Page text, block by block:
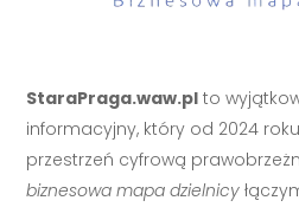
StaraPraga.waw.pl to
informacyjny, który od 2024
przestrzeń cyfrową
biznesowa mapa dzielnicy